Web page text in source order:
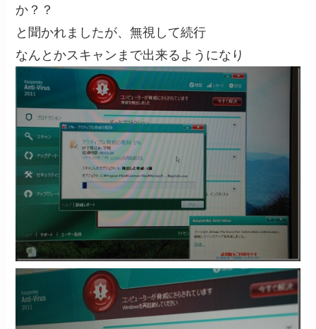
か？？
と聞かれましたが、無視して続行
なんとかスキャンまで出来るようになり